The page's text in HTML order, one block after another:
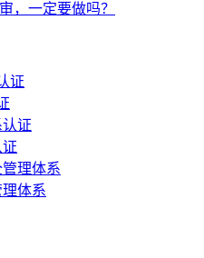
，一定要做吗？
体系